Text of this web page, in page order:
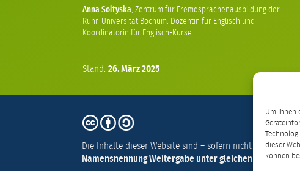
Um Ihnen
dieser
können
Anna Soltyska, Zentrum für Fremdsprachenausbildung der
Ruhr-Universität Bochum. Dozentin für Englisch und
Koordinatorin für Englisch-Kurse.
Stand: 26.März2025
CC
BY-
SA
4.0
Die Inhalte dieser Website sind – sofern nicht anders
Namensnennung Weitergabe unter gleichen